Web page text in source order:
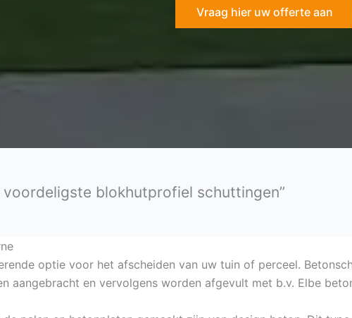
Vraag hier uw offerte aan
voordeligste blokhutprofiel schuttingen”
optie voor het afscheiden van uw tuin of perceel.
aangebracht en vervolgens worden afgevult met b.v. Elbe